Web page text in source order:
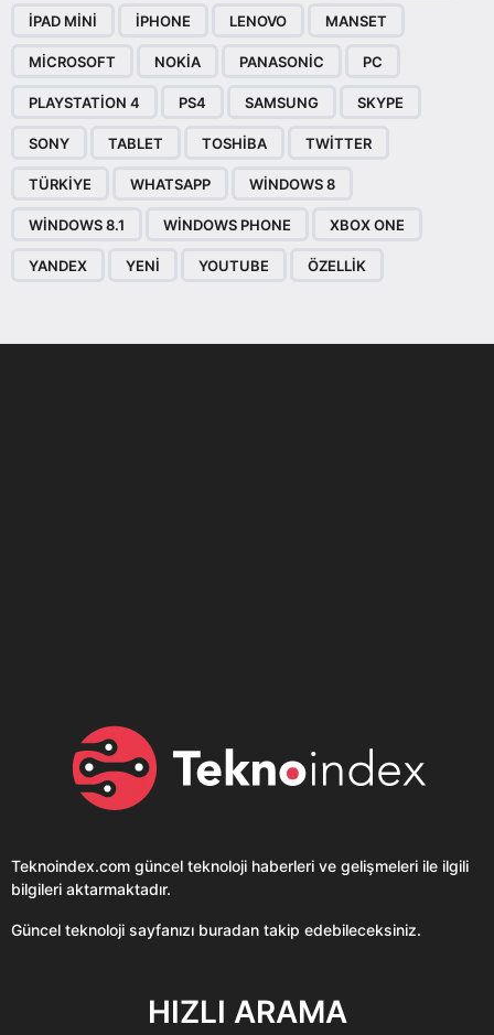
IPAD MINI IPHONE LENOVO MANSET
MICROSOFT NOKIA PANASONIC PC
PLAYSTATION 4 PS4 SAMSUNG SKYPE
SONY TABLET TOSHIBA TWITTER
TÜRKIYE WHATSAPP WINDOWS 8
WINDOWS 8.1 WINDOWS PHONE XBOX ONE
YANDEX YENI YOUTUBE ÖZELLIK
Teknoindex.com güncel teknoloji haberleri ve gelişmeleri ile ilgili
bilgileri aktarmaktadır.
Güncel teknoloji sayfanızı buradan takip edebileceksiniz.
HIZLI ARAMA